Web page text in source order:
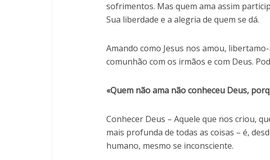
sofrimentos. Mas quem ama assim
Sua liberdade e a alegria de quem se dá.
Amando como Jesus nos amou,
comunhão com os irmãos e com Deus.
«Quem não ama não conheceu Deus,
Conhecer Deus – Aquele que nos criou,
mais profunda de todas as coisas – é,
humano, mesmo se inconsciente.